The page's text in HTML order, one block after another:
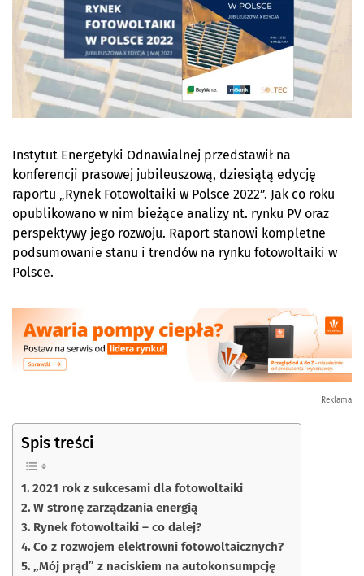
Instytut Energetyki Odnawialnej przedstawił na
konferencji prasowej jubileuszową, dziesiątą edycję
raportu „Rynek Fotowoltaiki w Polsce 2022”. Jak co roku
opublikowano w nim bieżące analizy nt. rynku PV oraz
perspektywy jego rozwoju. Raport stanowi kompletne
podsumowanie stanu i trendów na rynku fotowoltaiki w
Polsce.
Reklama
Spis treści
2021 rok z sukcesami dla fotowoltaiki
W stronę zarządzania energią
Rynek fotowoltaiki – co dalej?
Co z rozwojem elektrowni fotowoltaicznych?
„Mój prąd” z naciskiem na autokonsumpcję